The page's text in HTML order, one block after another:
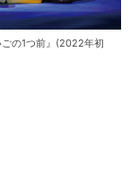
の1つ前』(2022年初